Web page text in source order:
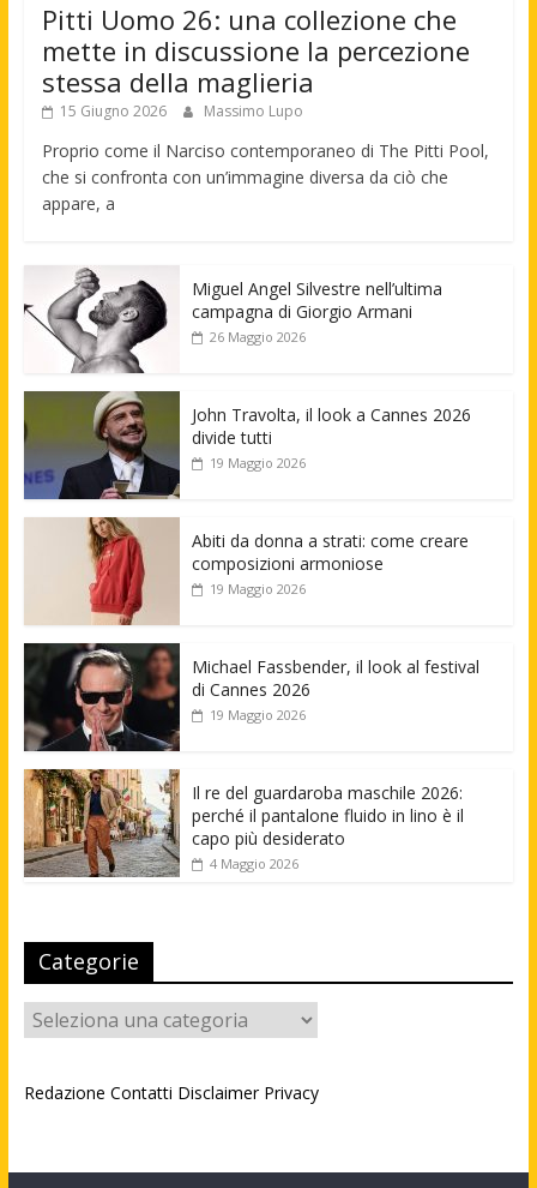
Pitti Uomo 26: una collezione che
mette in discussione la percezione
stessa della maglieria
15 Giugno 2026 Massimo Lupo
Proprio come il Narciso contemporaneo di The Pitti Pool,
che si confronta con un’immagine diversa da ciò che
appare, a
Miguel Angel Silvestre nell’ultima
campagna di Giorgio Armani
26 Maggio 2026
John Travolta, il look a Cannes 2026
divide tutti
19 Maggio 2026
Abiti da donna a strati: come creare
composizioni armoniose
19 Maggio 2026
Michael Fassbender, il look al festival
di Cannes 2026
19 Maggio 2026
Il re del guardaroba maschile 2026:
perché il pantalone fluido in lino è il
capo più desiderato
4 Maggio 2026
Categorie
Categorie
Redazione Contatti Disclaimer Privacy